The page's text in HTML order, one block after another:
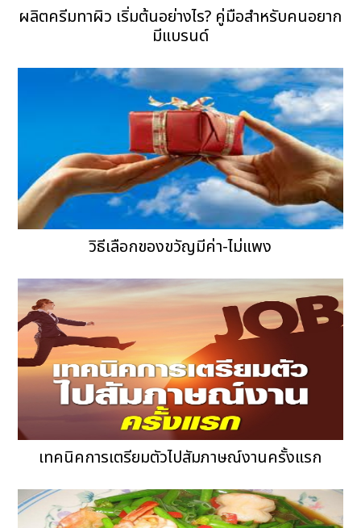
ผลิตครีมทาผิว เริ่มต้นอย่างไร? คู่มือสำหรับคนอยาก
มีแบรนด์
วิธีเลือกของขวัญมีค่า-ไม่แพง
เทคนิคการเตรียมตัวไปสัมภาษณ์งานครั้งแรก